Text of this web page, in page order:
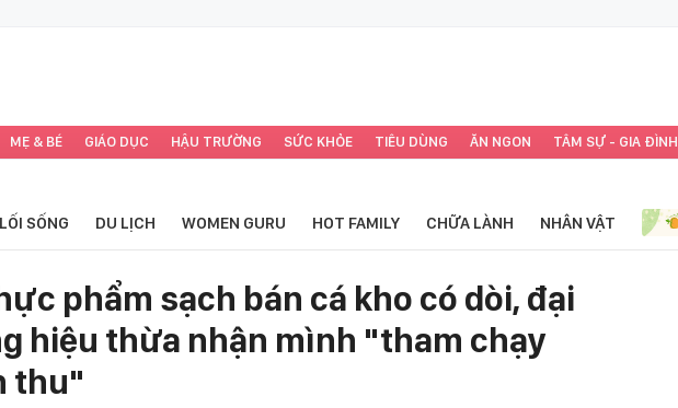
MẸ & BÉ GIÁO DỤC HẬU TRƯỜNG SỨC KHỎE TIÊU DÙNG ĂN NGON TÂM SỰ - GIA ĐÌNH
LỐI SỐNG DU LỊCH WOMEN GURU HOT FAMILY CHỮA LÀNH NHÂN VẬT
phẩm sạch bán cá kho có dòi, đại
hiệu thừa nhận mình "tham chạy
thu"